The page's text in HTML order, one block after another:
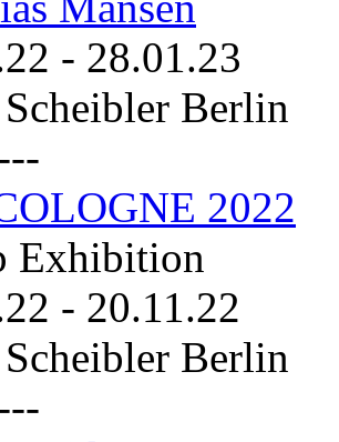
- 28.01.23
Berlin
2022
Exhibition
- 20.11.22
Berlin